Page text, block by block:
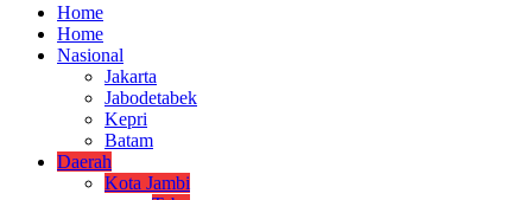
Home
Home
Nasional
Jakarta
Jabodetabek
Kepri
Batam
Daerah
Kota Jambi